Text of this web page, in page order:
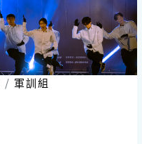
軍訓組